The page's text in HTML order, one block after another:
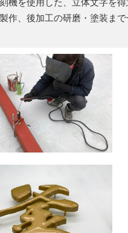
機を使用した、立体文字を
作、後加工の研磨・塗装ま